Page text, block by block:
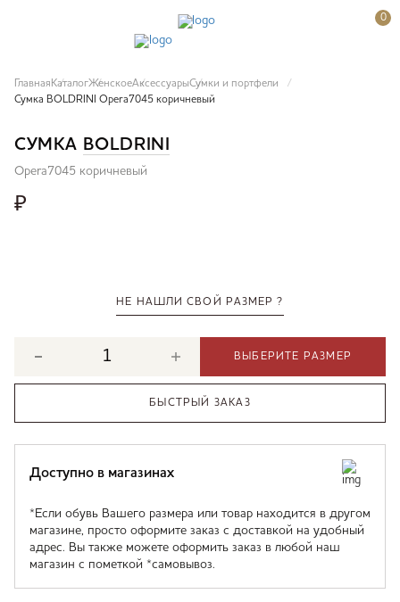
0
Главная КаталогЖенскоеАксессуарыСумки и портфели
Сумка BOLDRINI Opera7045 коричневый
СУМКА BOLDRINI
Opera7045 коричневый
₽
НЕ НАШЛИ СВОЙ РАЗМЕР ?
ВЫБЕРИТЕ РАЗМЕР
БЫСТРЫЙ ЗАКАЗ
Доступно в магазинах
*Если обувь Вашего размера или товар находится в другом
магазине, просто оформите заказ с доставкой на удобный
адрес. Вы также можете оформить заказ в любой наш
магазин с пометкой *самовывоз.